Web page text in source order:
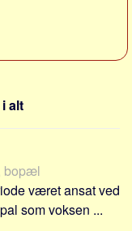
alt
bopæl
været ansat ved
som voksen ...